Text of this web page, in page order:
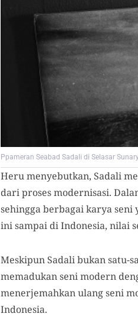
Ppameran Seabad Sadali di Selasar
Heru menyebutkan, Sadali
dari proses modernisasi.
sehingga berbagai karya seni
ini sampai di Indonesia, nilai
Meskipun Sadali bukan satu-
memadukan seni modern
menerjemahkan ulang seni
Indonesia.